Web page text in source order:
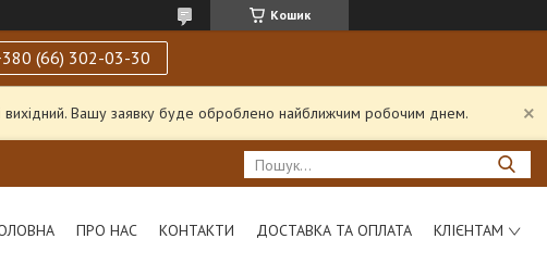
Кошик
(66) 302-03-30
вихідний. Вашу заявку буде оброблено найближчим робочим днем.
ПРО НАС КОНТАКТИ ДОСТАВКА ТА ОПЛАТА КЛІЄНТАМ